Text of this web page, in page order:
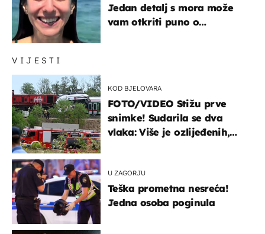
VIJESTI
KOD BJELOVARA
FOTO/VIDEO Stižu prve
snimke! Sudarila se dva
vlaka: Više je ozlijeđenih,
U ZAGORJU
Teška prometna nesreća!
Jedna osoba poginula
Jedan detalj s mora može
vam otkriti puno o